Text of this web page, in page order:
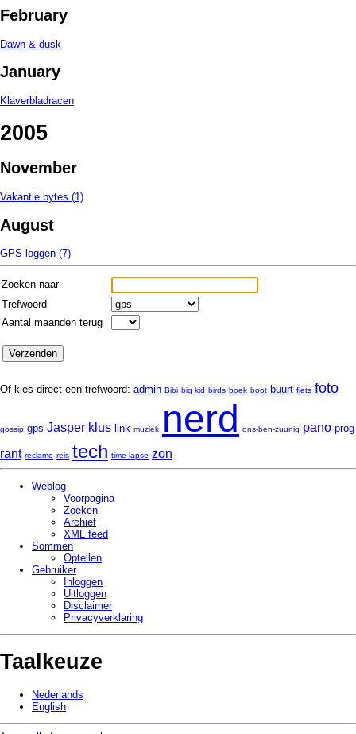
February
Dawn & dusk
January
Klaverbladracen
2005
November
Vakantie bytes (1)
August
GPS loggen (7)
Zoeken naar
Trefwoord
Aantal maanden terug
Of kies direct een trefwoord: admin Bibi big kid birds boek boot buurt fiets foto
gossip gps Jasper klus link muziek nerd ons-ben-zuunig pano prog
rant reclame reis tech time-lapse zon
Weblog
Voorpagina
Zoeken
Archief
XML feed
Sommen
Optellen
Gebruiker
Inloggen
Uitloggen
Disclaimer
Privacy­verklaring
Taalkeuze
Nederlands
English